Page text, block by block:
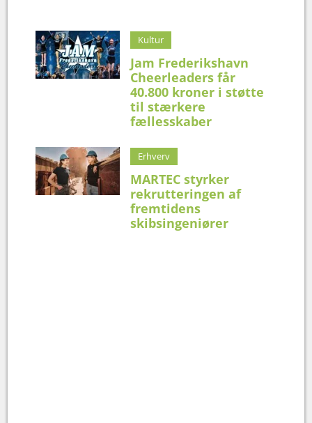
Kultur
Jam Frederikshavn
Cheerleaders får
40.800 kroner i støtte
til stærkere
fællesskaber
Erhverv
MARTEC styrker
rekrutteringen af
fremtidens
skibsingeniører